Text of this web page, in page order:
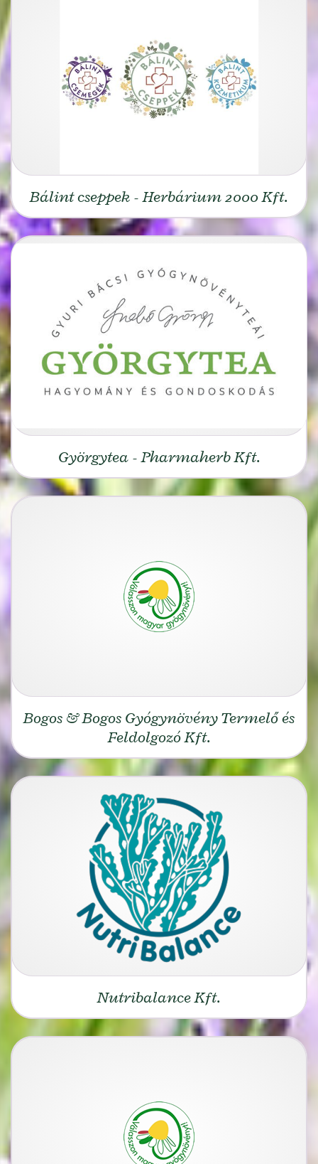
Bálint cseppek - Herbárium 2000 Kft.
Györgytea - Pharmaherb Kft.
Bogos & Bogos Gyógynövény Termelő és
Feldolgozó Kft.
Nutribalance Kft.